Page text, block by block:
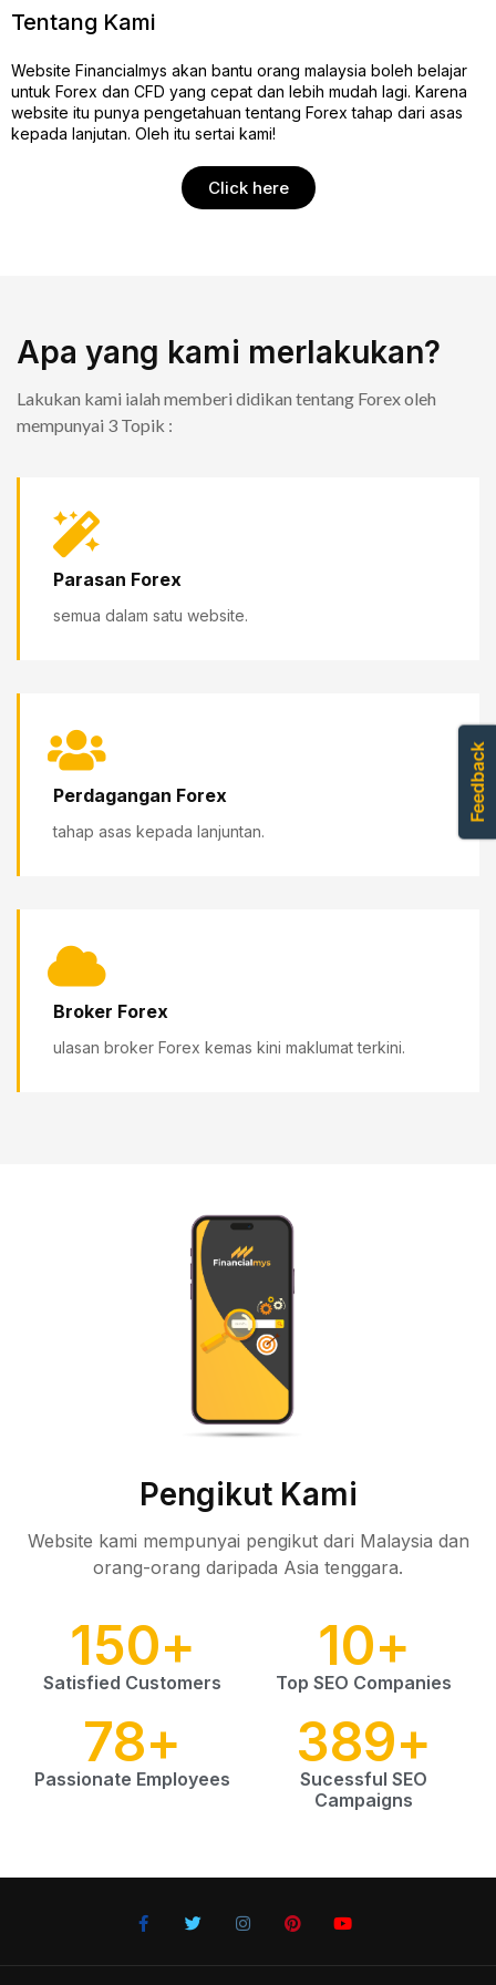
Tentang Kami
Website Financialmys akan bantu orang malaysia boleh belajar
untuk Forex dan CFD yang cepat dan lebih mudah lagi. Karena
website itu punya pengetahuan tentang Forex tahap dari asas
kepada lanjutan. Oleh itu sertai kami!
Click here
Apa yang kami merlakukan?
Lakukan kami ialah memberi didikan tentang Forex oleh
mempunyai 3 Topik :
Parasan Forex
semua dalam satu website.
Perdagangan Forex
tahap asas kepada lanjuntan.
Broker Forex
ulasan broker Forex kemas kini maklumat terkini.
Pengikut Kami
Website kami mempunyai pengikut dari Malaysia dan
orang-orang daripada Asia tenggara.
150+
Satisfied Customers
78+
Passionate Employees
10+
Top SEO Companies
389+
Sucessful SEO
Campaigns